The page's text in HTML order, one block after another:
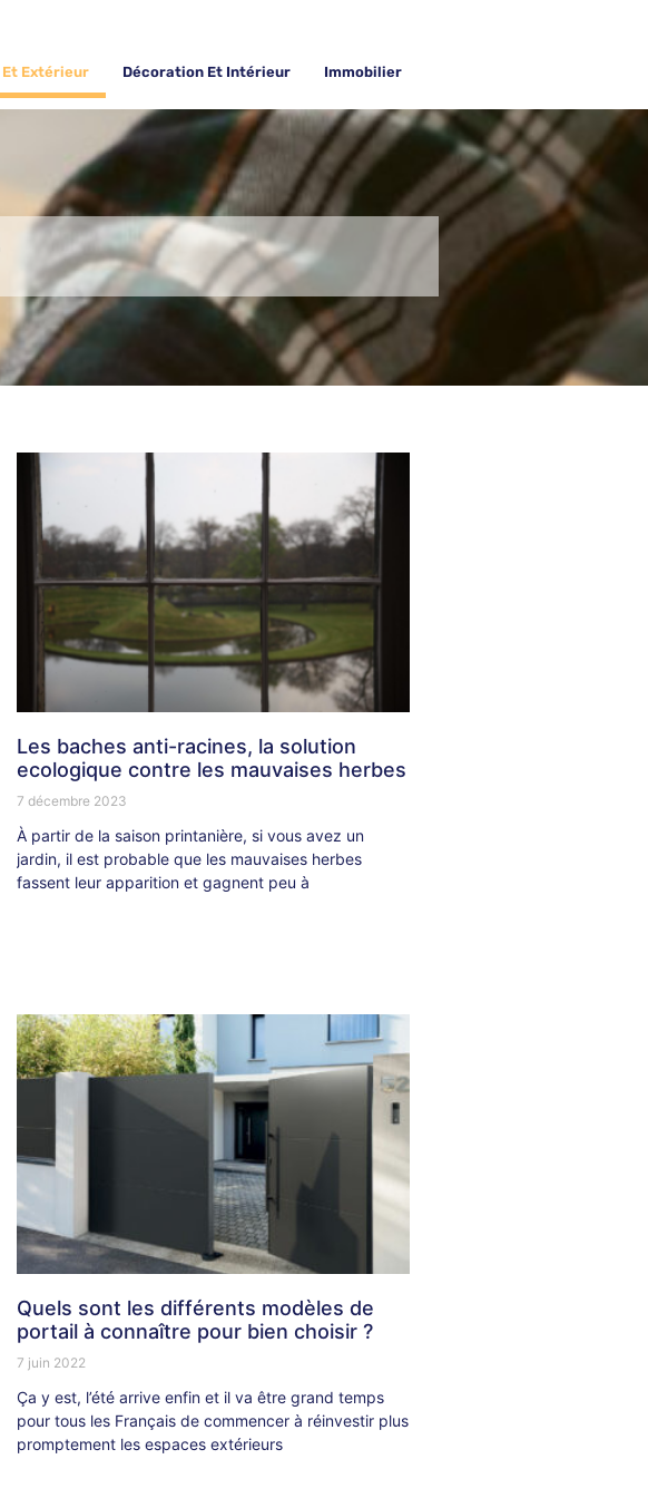
Extérieur Décoration Et Intérieur Immobilier
Les baches anti-racines, la solution
ecologique contre les mauvaises herbes
7 décembre 2023
À partir de la saison printanière, si vous avez un
jardin, il est probable que les mauvaises herbes
fassent leur apparition et gagnent peu à
Quels sont les différents modèles de
portail à connaître pour bien choisir ?
7 juin 2022
Ça y est, l’été arrive enfin et il va être grand temps
pour tous les Français de commencer à réinvestir plus
promptement les espaces extérieurs